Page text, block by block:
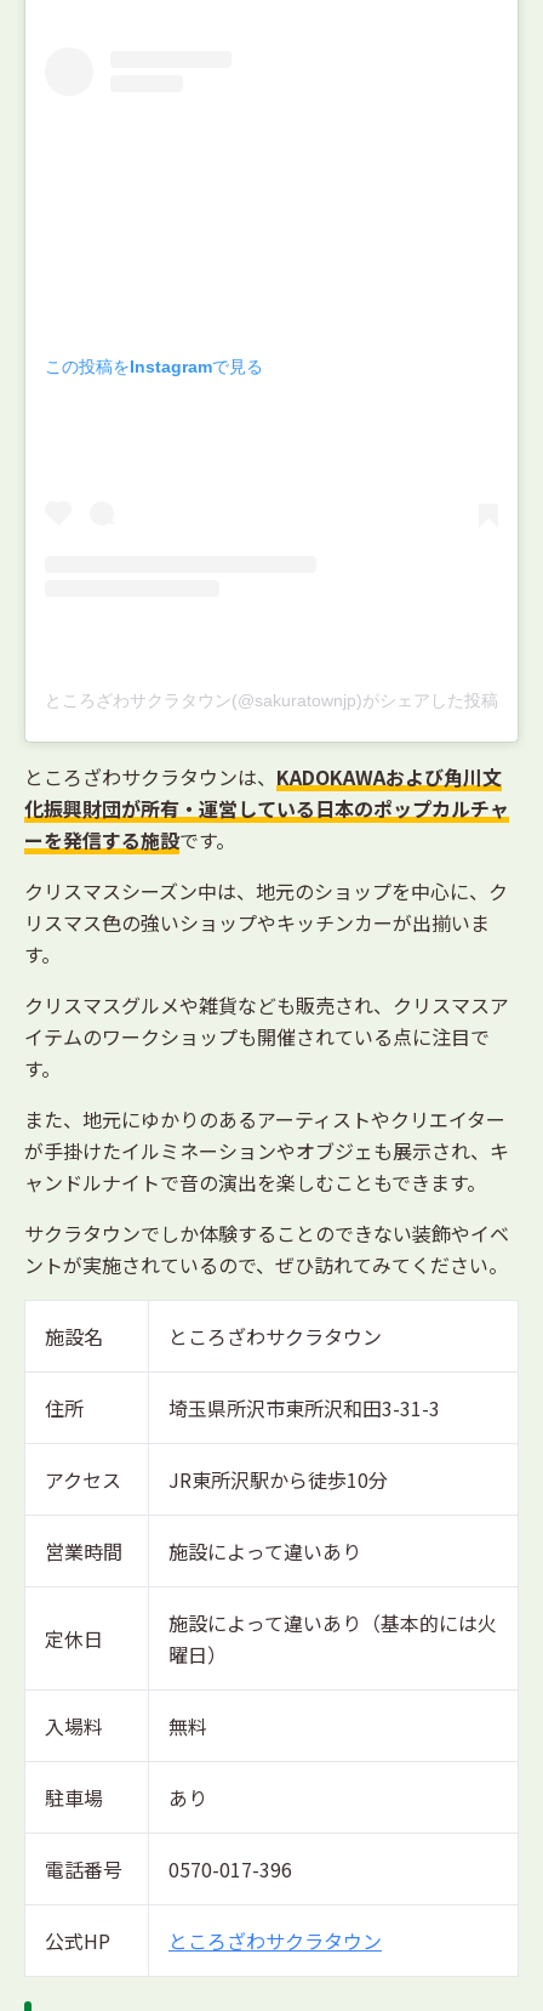
この投稿をInstagramで見る
ところざわサクラタウン(@sakuratownjp)がシェアした投稿
ところざわサクラタウンは、 KADOKAWAおよび角川文
化振興財団が所有・運営している日本のポップカルチャ
ーを発信する施設です。
クリスマスシーズン中は、地元のショップを中心に、ク
リスマス色の強いショップやキッチンカーが出揃いま
す。
クリスマスグルメや雑貨なども販売され、クリスマスア
イテムのワークショップも開催されている点に注目で
す。
また、地元にゆかりのあるアーティストやクリエイター
が手掛けたイルミネーションやオブジェも展示され、キ
ャンドルナイトで音の演出を楽しむこともできます。
サクラタウンでしか体験することのできない装飾やイベ
ントが実施されているので、ぜひ訪れてみてください。
施設名 ところざわサクラタウン
住所 埼玉県所沢市東所沢和田3-31-3
アクセス JR東所沢駅から徒歩10分
営業時間 施設によって違いあり
定休日
施設によって違いあり（基本的には火
曜日）
入場料 無料
駐車場 あり
電話番号 0570-017-396
公式HP ところざわサクラタウン